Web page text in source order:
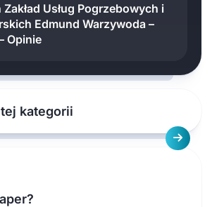
Usług Pogrzebowych i
Edmund Warzywoda –
Opinie
kategorii